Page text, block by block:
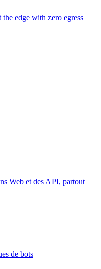
edge with zero egress
Web et des API, partout
de bots